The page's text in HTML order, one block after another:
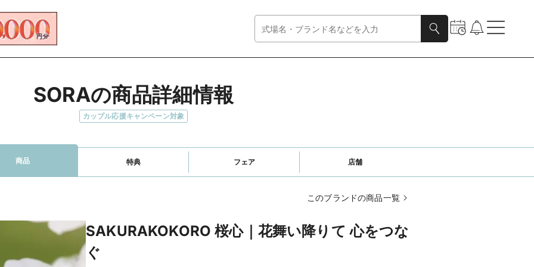
SORAの商品詳細情報
カップル応援キャンペーン対象
商品 特典 フェア 店舗
このブランドの商品一覧
SAKURAKOKORO 桜心｜花舞い降りて 心をつな
ぐ